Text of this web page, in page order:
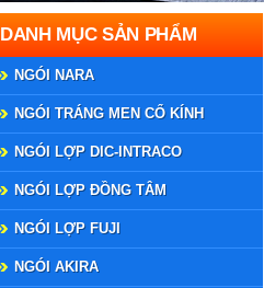
DANH MỤC SẢN PHẨM
NGÓI NARA
NGÓI TRÁNG MEN CỔ KÍNH
NGÓI LỢP DIC-INTRACO
NGÓI LỢP ĐỒNG TÂM
NGÓI LỢP FUJI
NGÓI AKIRA